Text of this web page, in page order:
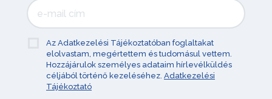
Az Adatkezelési Tájékoztatóban foglaltakat
elolvastam, megértettem és tudomásul vettem.
Hozzájárulok személyes adataim hírlevélküldés
céljából történő kezeléséhez. Adatkezelési
Tájékoztató